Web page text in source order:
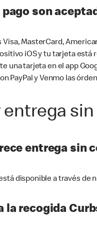
son
MasterCard,
iOS y tu tarjeta
una tarjeta en el app
PayPal y Venmo las
entrega
entrega sin
disponible a través de
la recogida